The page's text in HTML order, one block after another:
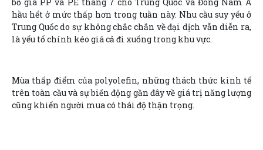
hầu hết ở mức thấp hơn trong tuần này. Nhu cầu suy yếu ở
Trung Quốc do sự không chắc chắn về đại dịch vẫn diễn ra,
là yếu tố chính kéo giá cả đi xuống trong khu vực.
Mùa thấp điểm của polyolefin, những thách thức kinh tế
trên toàn cầu và sự biến động gần đây về giá trị năng lượng
cũng khiến người mua có thái độ thận trọng.